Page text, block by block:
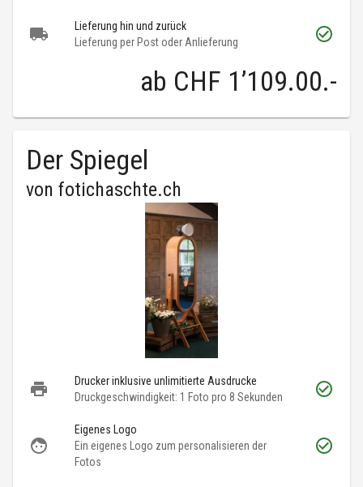
Lieferung hin und zurück
Lieferung per Post oder Anlieferung
ab CHF 1’109.00.-
Der Spiegel
von fotichaschte.ch
Drucker inklusive unlimitierte Ausdrucke
Druckgeschwindigkeit: 1 Foto pro 8 Sekunden
Eigenes Logo
Ein eigenes Logo zum personalisieren der
Fotos